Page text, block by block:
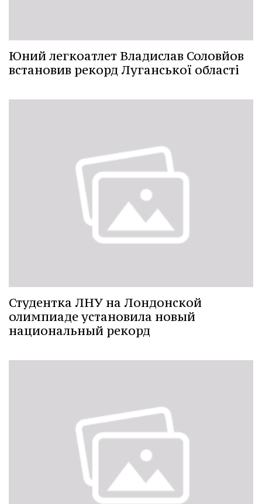
Юний легкоатлет Владислав Соловйов
встановив рекорд Луганської області
Студентка ЛНУ на Лондонской
олимпиаде установила новый
национальный рекорд